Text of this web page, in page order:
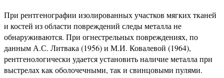
При рентгенографии изолированных участков мягких тканей
и костей из области повреждений следы металла не
обнаруживаются. При огнестрельных повреждениях, по
данным А.С. Литвака (1956) и М.И. Ковалевой (1964),
рентгенологически удается установить наличие металла при
выстрелах как оболочечными, так и свинцовыми пулями.